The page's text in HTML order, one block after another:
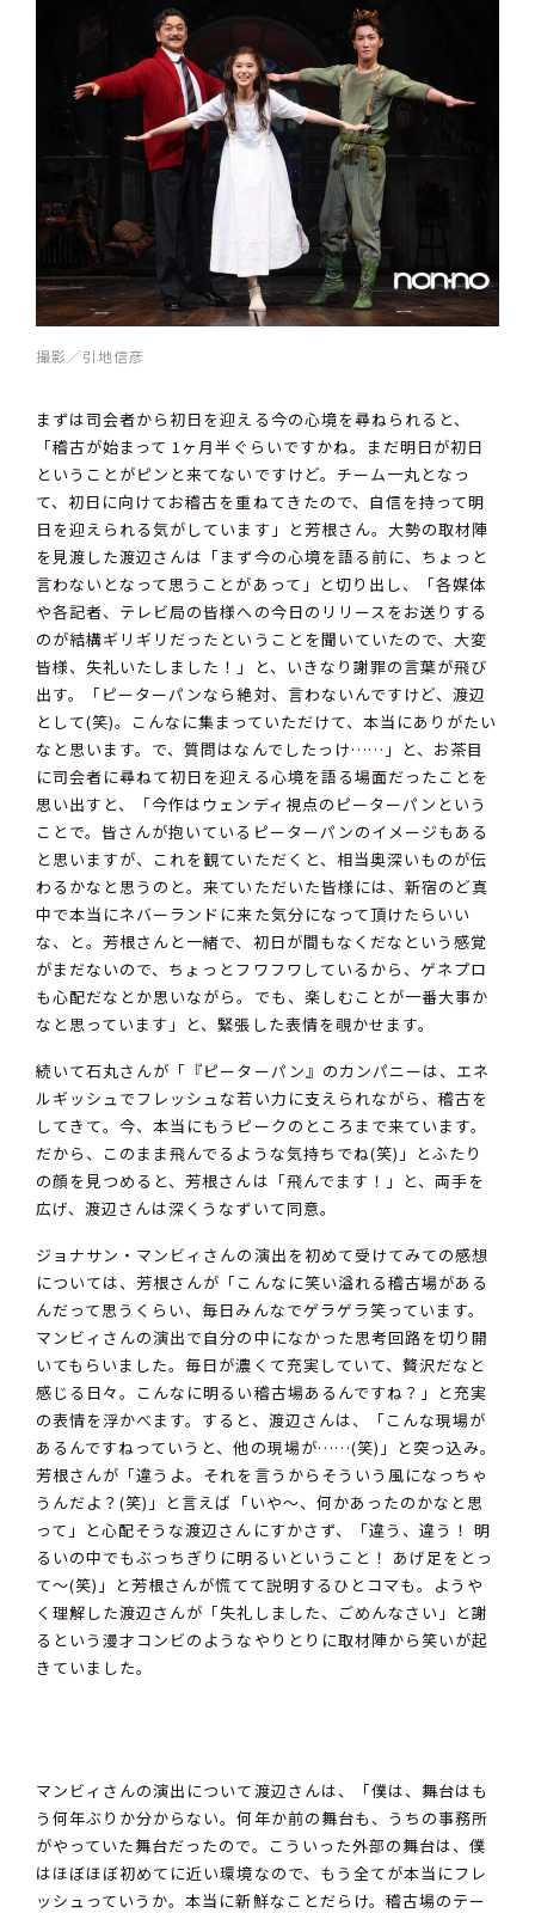
撮影／引地信彦
まずは司会者から初日を迎える今の心境を尋ねられると、
「稽古が始まって 1ヶ月半ぐらいですかね。まだ明日が初日
ということがピンと来てないですけど。チーム一丸となっ
て、初日に向けてお稽古を重ねてきたので、自信を持って明
日を迎えられる気がしています」と芳根さん。大勢の取材陣
を見渡した渡辺さんは「まず今の心境を語る前に、ちょっと
言わないとなって思うことがあって」と切り出し、「各媒体
や各記者、テレビ局の皆様への今日のリリースをお送りする
のが結構ギリギリだったということを聞いていたので、大変
皆様、失礼いたしました！」と、いきなり謝罪の言葉が飛び
出す。「ピーターパンなら絶対、言わないんですけど、渡辺
として(笑)。こんなに集まっていただけて、本当にありがたい
なと思います。で、質問はなんでしたっけ……」と、お茶目
に司会者に尋ねて初日を迎える心境を語る場面だったことを
思い出すと、「今作はウェンディ視点のピーターパンという
ことで。皆さんが抱いているピーターパンのイメージもある
と思いますが、これを観ていただくと、相当奥深いものが伝
わるかなと思うのと。来ていただいた皆様には、新宿のど真
中で本当にネバーランドに来た気分になって頂けたらいい
な、と。芳根さんと一緒で、初日が間もなくだなという感覚
がまだないので、ちょっとフワフワしているから、ゲネプロ
も心配だなとか思いながら。でも、楽しむことが一番大事か
なと思っています」と、緊張した表情を覗かせます。
続いて石丸さんが「『ピーターパン』のカンパニーは、エネ
ルギッシュでフレッシュな若い力に支えられながら、稽古を
してきて。今、本当にもうピークのところまで来ています。
だから、このまま飛んでるような気持ちでね(笑)」とふたり
の顔を見つめると、芳根さんは「飛んでます！」と、両手を
広げ、渡辺さんは深くうなずいて同意。
ジョナサン・マンビィさんの演出を初めて受けてみての感想
については、芳根さんが「こんなに笑い溢れる稽古場がある
んだって思うくらい、毎日みんなでゲラゲラ笑っています。
マンビィさんの演出で自分の中になかった思考回路を切り開
いてもらいました。毎日が濃くて充実していて、贅沢だなと
感じる日々。こんなに明るい稽古場あるんですね？」と充実
の表情を浮かべます。すると、渡辺さんは、「こんな現場が
あるんですねっていうと、他の現場が……(笑)」と突っ込み。
芳根さんが「違うよ。それを言うからそういう風になっちゃ
うんだよ？(笑)」と言えば「いや～、何かあったのかなと思
って」と心配そうな渡辺さんにすかさず、「違う、違う！ 明
るいの中でもぶっちぎりに明るいということ！ あげ足をとっ
て～(笑)」と芳根さんが慌てて説明するひとコマも。ようや
く理解した渡辺さんが「失礼しました、ごめんなさい」と謝
るという漫才コンビのようなやりとりに取材陣から笑いが起
きていました。
マンビィさんの演出について渡辺さんは、「僕は、舞台はも
う何年ぶりか分からない。何年か前の舞台も、うちの事務所
がやっていた舞台だったので。こういった外部の舞台は、僕
はほぼほぼ初めてに近い環境なので、もう全てが本当にフレ
ッシュっていうか。本当に新鮮なことだらけ。稽古場のテー